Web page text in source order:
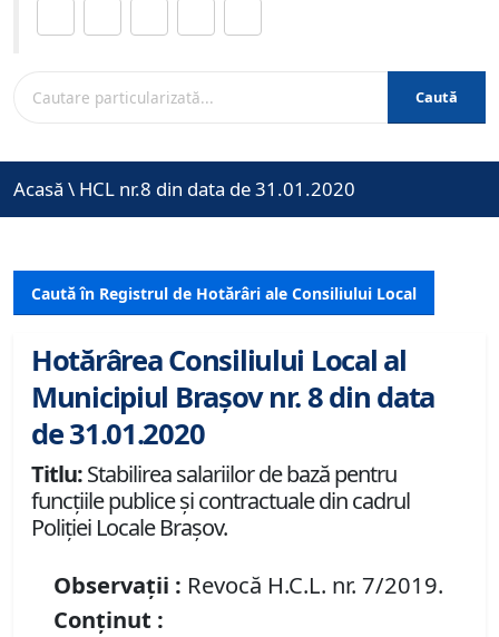
Caută
Acasă \ HCL nr.8 din data de 31.01.2020
Caută în Registrul de Hotărâri ale Consiliului Local
Hotărârea Consiliului Local al
Municipiul Brașov nr. 8 din data
de 31.01.2020
Titlu:Stabilirea salariilor de bază pentru
funcţiile publice şi contractuale din cadrul
Poliției Locale Brașov.
Observații : Revocă H.C.L. nr. 7/2019.
Conținut :